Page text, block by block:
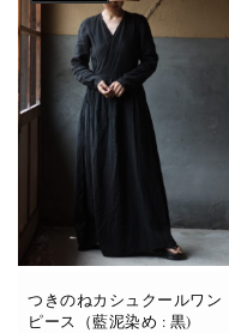
つきのねカシュクールワン
ピース（藍泥染め : 黒)